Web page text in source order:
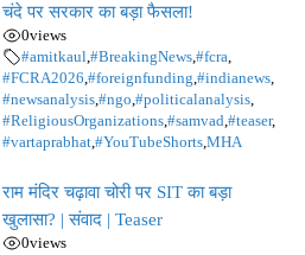
चंदे पर सरकार का बड़ा फैसला!
0views
#amitkaul,#BreakingNews,#fcra,
#FCRA2026,#foreignfunding,#indianews,
#newsanalysis,#ngo,#politicalanalysis,
#ReligiousOrganizations,#samvad,#teaser,
#vartaprabhat,#YouTubeShorts,MHA
राम मंदिर चढ़ावा चोरी पर SIT का बड़ा
खुलासा? | संवाद | Teaser
0views